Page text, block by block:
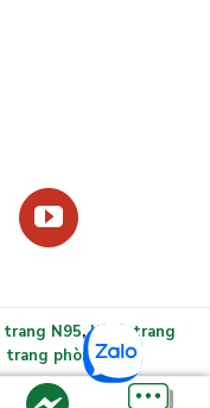
trang N95,Khẩu trang
trang phòng sạch
- Bảo vệ sức